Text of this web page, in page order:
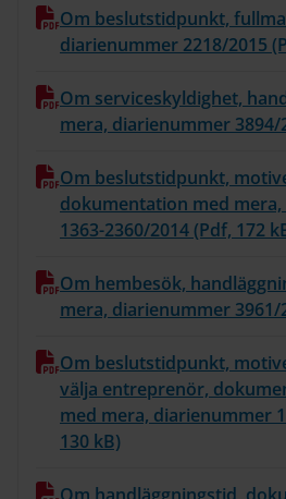
Om beslutstidpunkt,
diarienummer 2218/2015
Om serviceskyldighet,
mera, diarienummer 3894/
Om beslutstidpunkt,
dokumentation med
1363-2360/2014 (Pdf, 172
Om hembesök,
mera, diarienummer 3961/
Om beslutstidpunkt,
välja entreprenör,
med mera, diarienummer
130 kB)